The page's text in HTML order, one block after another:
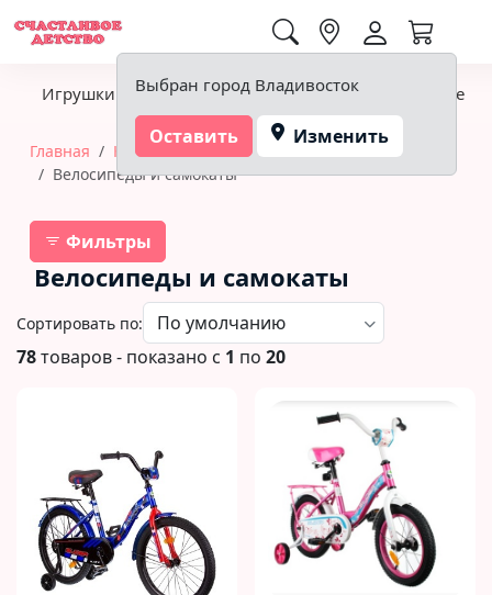
0,00 ₽
Выбран город Владивосток
Оставить Изменить
Игрушки Детское питание Подгузники, гигиена
Главная
Крупногабаритный товар
Велосипеды и самокаты
Фильтры
Велосипеды и самокаты
Сортировать по:
78товаров - показано с 1 по 20